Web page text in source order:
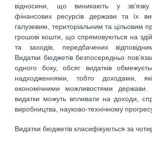
відносини, що виникають у
фінансових ресурсів держави та їх
галузевим, територіальним та цільовим
грошові кошти, що спрямовуються на
та заходів, передбачених
Видатки бюджетів безпосередньо
одного боку, обсяг видатків
надходженнями, тобто доходами,
економічними можливостями держави.
видатки можуть впливати на доходи,
виробництва, науково-технічному
Видатки бюджетів класифікуються за